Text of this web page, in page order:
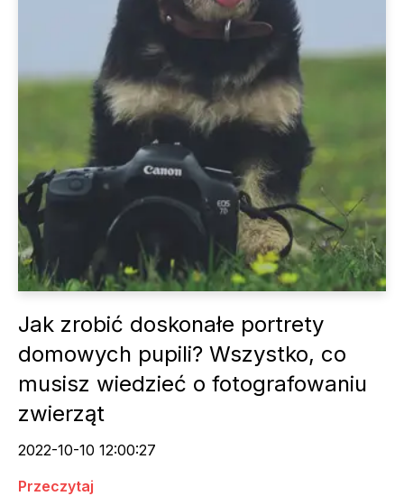
Jak zrobić doskonałe portrety
domowych pupili? Wszystko, co
musisz wiedzieć o fotografowaniu
zwierząt
2022-10-10 12:00:27
Przeczytaj